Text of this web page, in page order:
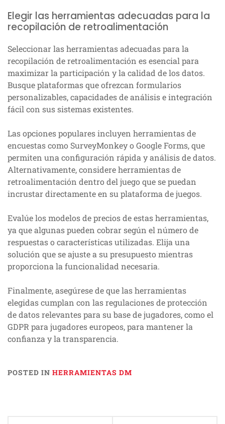
Elegir las herramientas adecuadas para la
recopilación de retroalimentación
Seleccionar las herramientas adecuadas para la
recopilación de retroalimentación es esencial para
maximizar la participación y la calidad de los datos.
Busque plataformas que ofrezcan formularios
personalizables, capacidades de análisis e integración
fácil con sus sistemas existentes.
Las opciones populares incluyen herramientas de
encuestas como SurveyMonkey o Google Forms, que
permiten una configuración rápida y análisis de datos.
Alternativamente, considere herramientas de
retroalimentación dentro del juego que se puedan
incrustar directamente en su plataforma de juegos.
Evalúe los modelos de precios de estas herramientas,
ya que algunas pueden cobrar según el número de
respuestas o características utilizadas. Elija una
solución que se ajuste a su presupuesto mientras
proporciona la funcionalidad necesaria.
Finalmente, asegúrese de que las herramientas
elegidas cumplan con las regulaciones de protección
de datos relevantes para su base de jugadores, como el
GDPR para jugadores europeos, para mantener la
confianza y la transparencia.
POSTED IN HERRAMIENTAS DM